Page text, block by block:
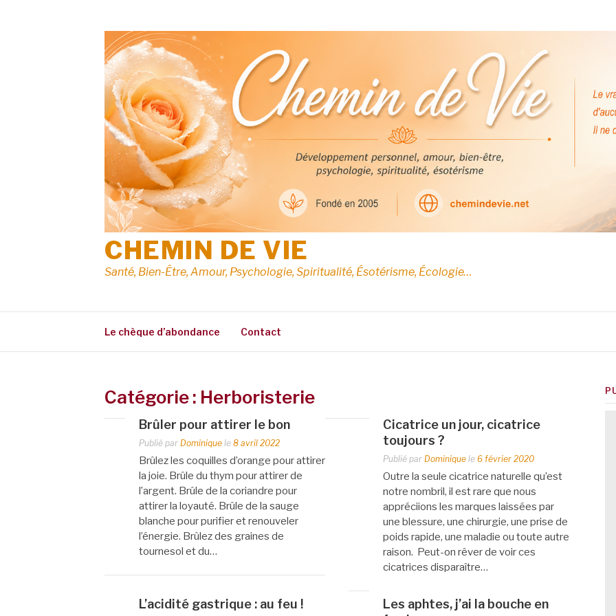
CHEMIN DE VIE
Santé, Bien-Être, Amour, Psychologie, Spiritualité, Ésotérisme, Écologie…
Le chèque d’abondance Contact
Catégorie : Herboristerie
Brûler pour attirer le bon
Publié par Dominique le 8 avril 2022
Brûlez les coquilles d’orange pour attirer
la joie. Brûle du thym pour attirer de
l’argent. Brûle de la coriandre pour
attirer la loyauté. Brûle de la sauge
blanche pour purifier et renouveler
l’énergie. Brûlez des graines de
tournesol et du…
Cicatrice un jour, cicatrice
toujours ?
Publié par Dominiquele 6 février 2020
Outre la seule cicatrice naturelle qu’est
notre nombril, il est rare que nous
appréciions les marques laissées par
une blessure, une chirurgie, une prise de
poids rapide, une maladie ou toute autre
raison. Peut-on rêver de voir ces
cicatrices disparaître…
L’acidité gastrique : au feu !
Les aphtes, j’ai la bouche en